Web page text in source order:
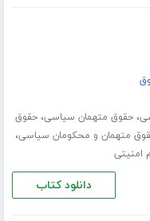
،حقوق متهمان سیاسی،حقوق
متهمان و محکومان سیاسی،
امنیتی
دانلود کتاب